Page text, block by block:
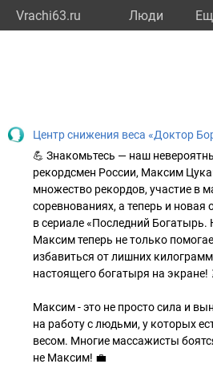
Vrachi63.ru Люди
Центр снижения веса «Доктор
💪 Знакомьтесь — наш
рекордсмен России, Максим
множество рекордов, участие в
соревнованиях, а теперь и новая
в сериале «Последний
Максим теперь не только
избавиться от лишних
настоящего богатыря на экране!
Максим - это не просто сила и
на работу с людьми, у которых
весом. Многие массажисты
не Максим! 💼